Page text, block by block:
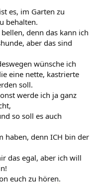
es, im Garten zu
behalten.
denn das kann ich
aber das sind
wünsche ich
eine nette, kastrierte
soll.
werde ich ja ganz
so soll es auch
haben, denn ICH bin der
das egal, aber ich will
euch zu hören.